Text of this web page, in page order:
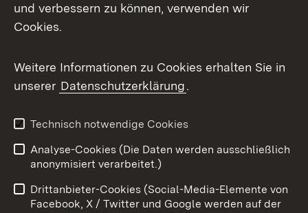
Facebook
X / Twitter
Youtube
Impressum
Kontakt
Barrierefreiheit
Datenschutz
und verbessern zu können, verwenden wir
Cookies.
Weitere Informationen zu Cookies erhalten Sie in
unserer Datenschutzerklärung.
Technisch notwendige Cookies
Analyse-Cookies (Die Daten werden ausschließlich
anonymisiert verarbeitet.)
Drittanbieter-Cookies (Social-Media-Elemente von
Facebook, X / Twitter und Google werden auf der